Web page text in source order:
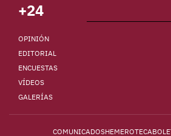
+24
OPINIÓN
EDITORIAL
ENCUESTAS
VÍDEOS
GALERÍAS
COMUNICADOSHEMEROTECA